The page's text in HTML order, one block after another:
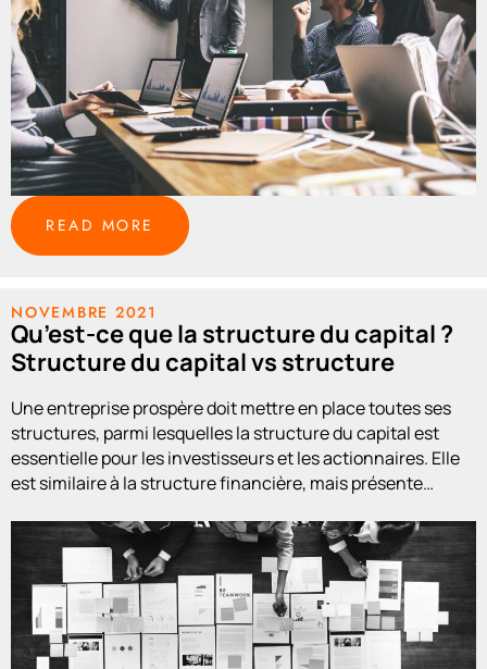
READ MORE
NOVEMBRE 2021
Qu’est-ce que la structure du capital ?
Structure du capital vs structure
Une entreprise prospère doit mettre en place toutes ses
structures, parmi lesquelles la structure du capital est
essentielle pour les investisseurs et les actionnaires. Elle
est similaire à la structure financière, mais présente